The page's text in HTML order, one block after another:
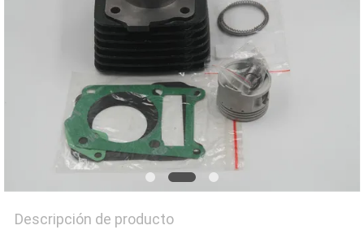
PRIVACY
POLICY
Descripción de producto